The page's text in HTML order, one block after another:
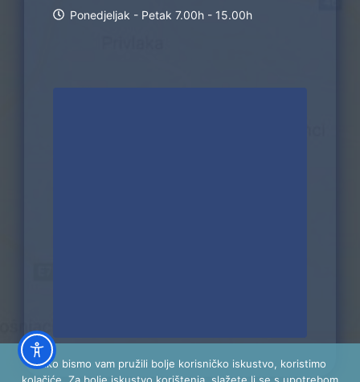
Ponedjeljak - Petak 7.00h - 15.00h
Kako bismo vam pružili bolje korisničko iskustvo, koristimo